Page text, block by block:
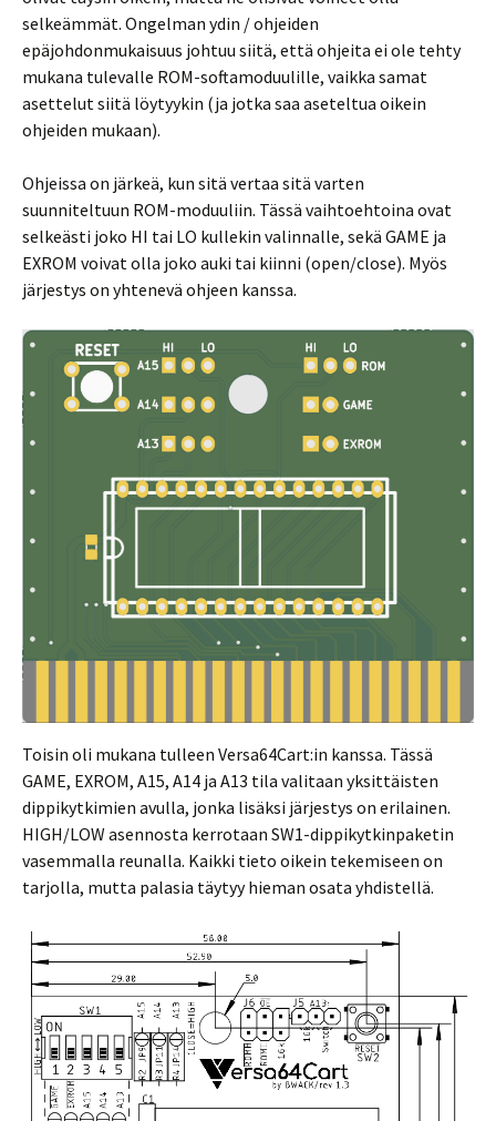
selkeämmät. Ongelman ydin / ohjeiden
epäjohdonmukaisuus johtuu siitä, että ohjeita ei ole tehty
mukana tulevalle ROM-softamoduulille, vaikka samat
asettelut siitä löytyykin (ja jotka saa aseteltua oikein
ohjeiden mukaan).
Ohjeissa on järkeä, kun sitä vertaa sitä varten
suunniteltuun ROM-moduuliin. Tässä vaihtoehtoina ovat
selkeästi joko HI tai LO kullekin valinnalle, sekä GAME ja
EXROM voivat olla joko auki tai kiinni (open/close). Myös
järjestys on yhtenevä ohjeen kanssa.
Toisin oli mukana tulleen Versa64Cart:in kanssa. Tässä
GAME, EXROM, A15, A14 ja A13 tila valitaan yksittäisten
dippikytkimien avulla, jonka lisäksi järjestys on erilainen.
HIGH/LOW asennosta kerrotaan SW1-dippikytkinpaketin
vasemmalla reunalla. Kaikki tieto oikein tekemiseen on
tarjolla, mutta palasia täytyy hieman osata yhdistellä.